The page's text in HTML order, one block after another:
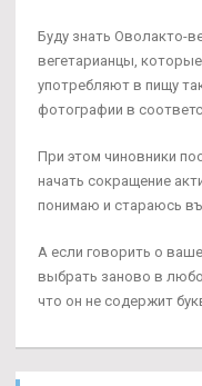
Буду знать Оволакто-
вегетарианцы,
употребляют в пищу
фотографии в
При этом чиновники
начать сокращение
понимаю и стараюсь
А если говорить о
выбрать заново в
что он не содержит